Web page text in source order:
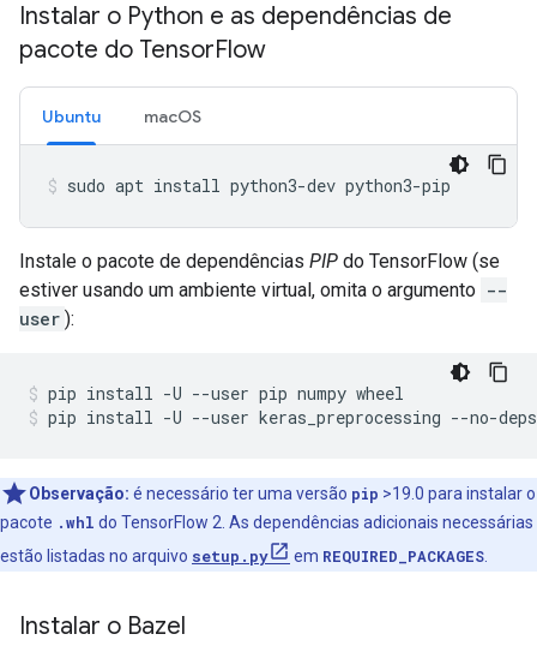
Instalar o Python e as dependências de
pacote do TensorFlow
Ubuntu macOS
sudo apt install python3-dev python3-pip
Instale o pacote de dependências PIP do TensorFlow (se
estiver usando um ambiente virtual, omita o argumento --
user ):
pip install -U --user pip numpy wheel
pip install -U --user keras_preprocessing --no-deps
Observação: é necessário ter uma versão pip >19.0 para instalar o
pacote .whl do TensorFlow 2. As dependências adicionais necessárias
estão listadas no arquivo setup.py em REQUIRED_PACKAGES
Instalar o Bazel